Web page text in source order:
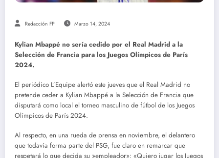
Redacción FP Marzo 14, 2024
Kylian Mbappé no sería cedido por el Real Madrid a la
Selección de Francia para los Juegos Olímpicos de París
2024.
El periódico L’Equipe alertó este jueves que el Real Madrid no
pretende ceder a Kylian Mbappé a la Selección de Francia que
disputará como local el torneo masculino de fútbol de los Juegos
Olímpicos de París 2024.
Al respecto, en una rueda de prensa en noviembre, el delantero
que todavía forma parte del PSG, fue claro en remarcar que
respetará lo que decida su »empleador»: «Quiero jugar los Juegos